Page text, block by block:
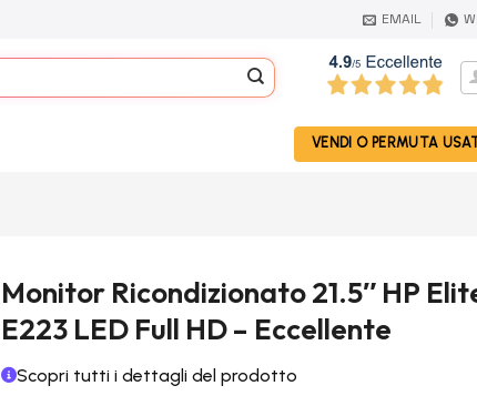
EMAIL
VENDI O PERMUTA
Monitor Ricondizionato 21.5″ HP
E223 LED Full HD – Eccellente
Scopri tutti i dettagli del prodotto